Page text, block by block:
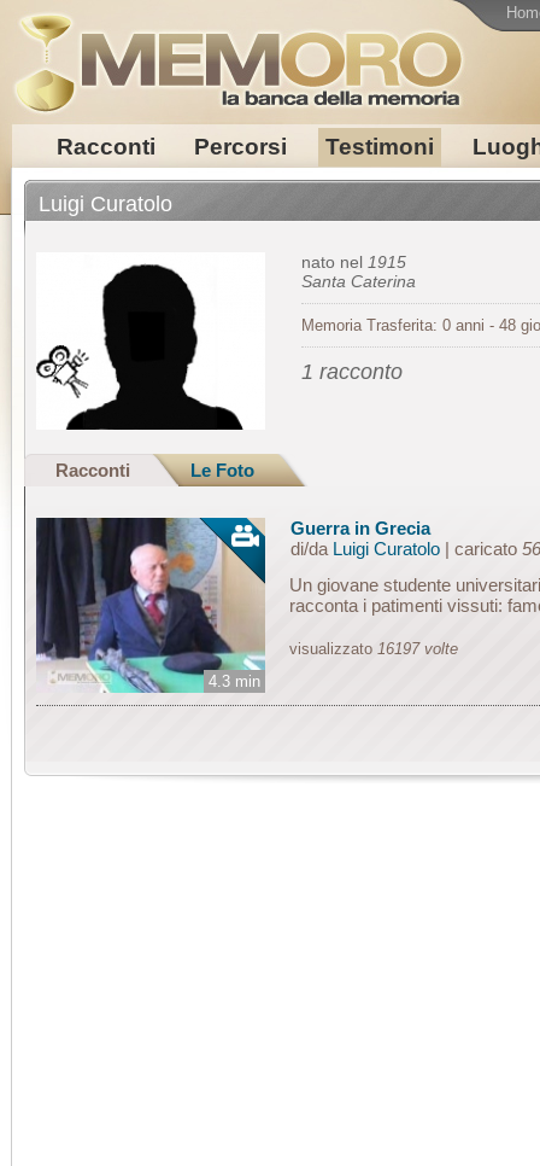
Racconti Percorsi Testimoni
Luigi Curatolo
nato nel 1915
Santa Caterina
Memoria Trasferita: 0 anni - 48
1 racconto
Racconti Le Foto
4.3 min
Guerra in Grecia
di/da Luigi Curatolo| caricato
Un giovane studente
racconta i patimenti vissuti:
visualizzato 16197 volte